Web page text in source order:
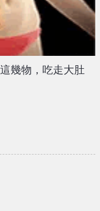
幾物，吃走大肚